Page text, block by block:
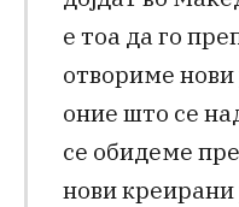
е тоа да го
отвориме
оние што се
се обидеме
нови креирани